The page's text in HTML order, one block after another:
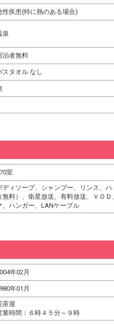
性疾患(特に熱のある場合)
泉
泊者無料
スタオル なし
室
ディソープ、シャンプー、リンス、
（無料）、衛星放送、有料放送、ＶＯ
、ハンガー、LANケーブル
年02月
年01月
茶屋
業時間：６時４５分～９時